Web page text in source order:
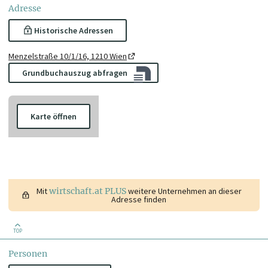
Adresse
Historische Adressen
Menzelstraße 10/1/16, 1210 Wien
Grundbuchauszug abfragen
Karte öffnen
Mitwirtschaft.at PLUSweitere Unternehmen an dieser
Adresse finden
TOP
Personen